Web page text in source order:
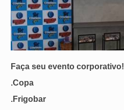
Faça seu evento corporativo!
.Copa
.Frigobar